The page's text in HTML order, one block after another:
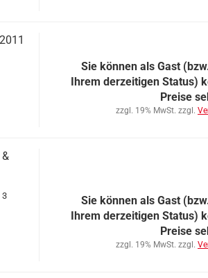
Sie können als Gast
Ihrem derzeitigen Status)
Preise
zzgl. 19% MwSt. zzgl.
3
Sie können als Gast
Ihrem derzeitigen Status)
Preise
zzgl. 19% MwSt. zzgl.